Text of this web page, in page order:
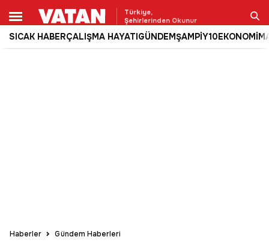
Türkiye,
Şehirlerinden Okunur
SICAK HABERÇALIŞMA HAYATIGÜNDEMŞAMPİY10EKONOMİ
Ara
Haberler Gündem Haberleri